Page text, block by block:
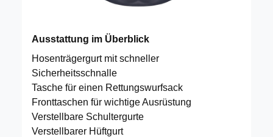
Ausstattung im Überblick
Hosenträgergurt mit schneller
Sicherheitsschnalle
Tasche für einen Rettungswurfsack
Fronttaschen für wichtige Ausrüstung
Verstellbare Schultergurte
Verstellbarer Hüftgurt